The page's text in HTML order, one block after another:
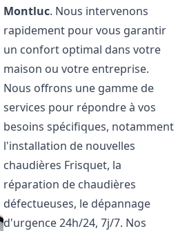
Montluc. Nous intervenons
rapidement pour vous garantir
un confort optimal dans votre
maison ou votre entreprise.
Nous offrons une gamme de
services pour répondre à vos
besoins spécifiques, notamment
l'installation de nouvelles
chaudières Frisquet, la
réparation de chaudières
défectueuses, le dépannage
d'urgence 24h/24, 7j/7. Nos